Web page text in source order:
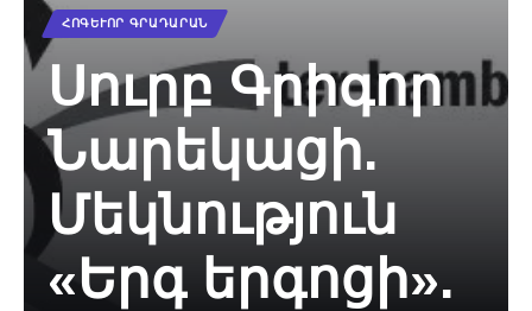
ՀՈԳԵՒՈՐ ԳՐԱԴԱՐԱՆ
Սուրբ Գրիգոր
Նարեկացի.
Մեկնություն
«Երգ երգոցի».